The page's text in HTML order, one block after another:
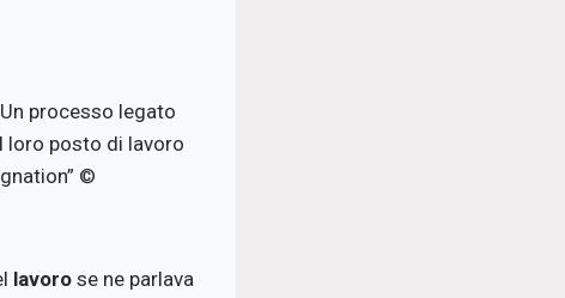
processo legato
loro posto di lavoro
©
lavoro se ne parlava